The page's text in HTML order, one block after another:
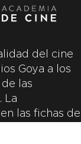
del cine
Goya a los
las
La
las fichas de